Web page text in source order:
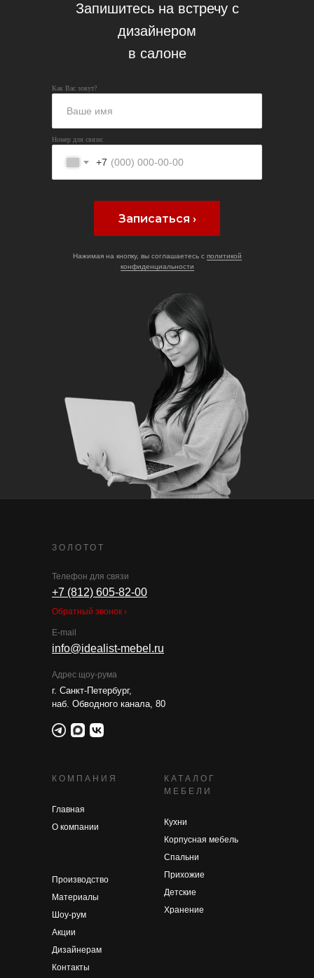
Как Вас зовут?
Номер для связи:
+7
Записаться ›
Запишитесь на встречу с
дизайнером
в салоне
Нажимая на кнопку, вы соглашаетесь с политикой
конфиденциальности
КАТАЛОГ
МЕБЕЛИ
ЗОЛОТОТ
Кухни
Детские
Спальни
Корпусная мебель
Хранение
Прихожие
+7 (812) 605-82-00
info@idealist-mebel.ru
Телефон для связи
E-mail
Адрес щоу-рума
Обратный звонок ›
г. Санкт-Петербург,
наб. Обводного канала, 80
КОМПАНИЯ
Главная
Шоу-рум
О компании
Производство
Контакты
Акции
Дизайнерам
Материалы